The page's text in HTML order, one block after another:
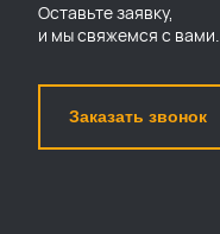
Оставьте заявку,
и мы свяжемся с вами.
Заказать звонок